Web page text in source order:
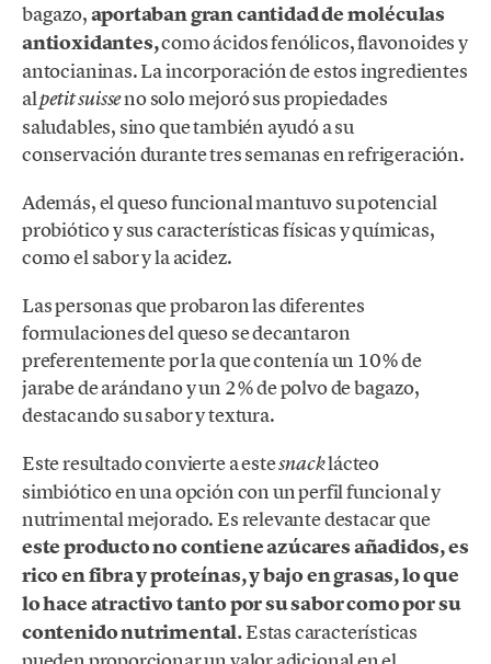
bagazo,aportaban gran cantidad de moléculas
antioxidantes,como ácidos fenólicos, flavonoides y
antocianinas. La incorporación de estos ingredientes
alpetit suisseno solo mejoró sus propiedades
saludables, sino que también ayudó a su
conservación durante tres semanas en refrigeración.
Además, el queso funcional mantuvo su potencial
probiótico y sus características físicas y químicas,
como el sabor y la acidez.
Las personas que probaron las diferentes
formulaciones del queso se decantaron
preferentemente por la que contenía un 10% de
jarabe de arándano y un 2% de polvo de bagazo,
destacando su sabor y textura.
Este resultado convierte a estesnacklácteo
simbiótico en una opción con un perfil funcional y
nutrimental mejorado. Es relevante destacar que
este producto no contiene azúcares añadidos, es
rico en fibra y proteínas, y bajo en grasas, lo que
lo hace atractivo tanto por su sabor como por su
contenido nutrimental.Estas características